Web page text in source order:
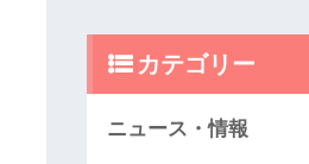
カテゴリー
ニュース・情報